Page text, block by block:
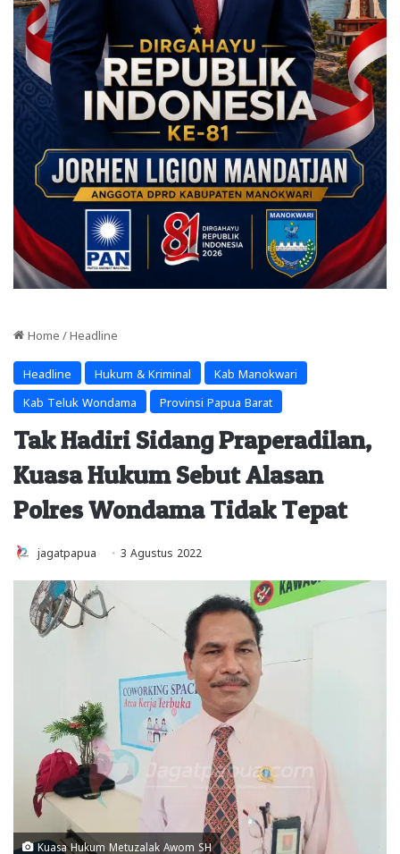
Home / Headline
Headline Hukum & Kriminal Kab Manokwari
Kab Teluk Wondama Provinsi Papua Barat
Tak Hadiri Sidang Praperadilan,
Kuasa Hukum Sebut Alasan
Polres Wondama Tidak Tepat
jagatpapua 3 Agustus 2022
Kuasa Hukum Metuzalak Awom SH